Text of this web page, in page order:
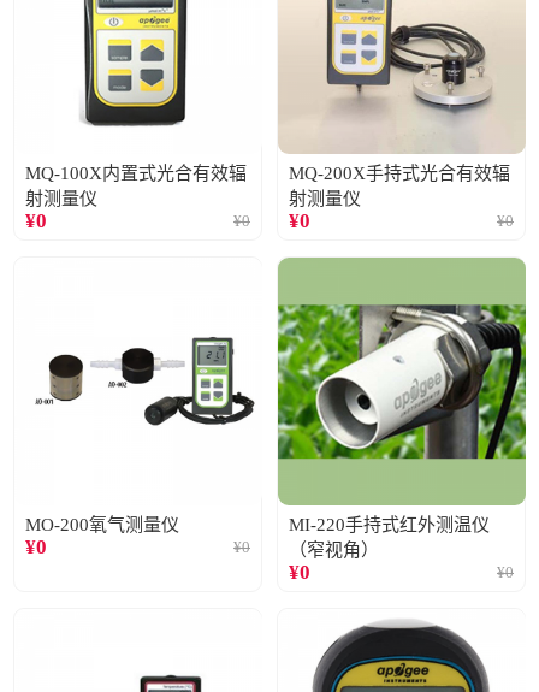
MQ-100X内置式光合有效辐
射测量仪
¥0 ¥0
MQ-200X手持式光合有效辐
射测量仪
¥0 ¥0
MO-200氧气测量仪
¥0 ¥0
MI-220手持式红外测温仪
（窄视角）
¥0 ¥0